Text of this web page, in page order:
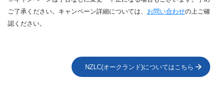
ご了承ください。キャンペーン詳細については、 お問い合わせの上ご確
認ください。
NZLC(オークランド)についてはこちら